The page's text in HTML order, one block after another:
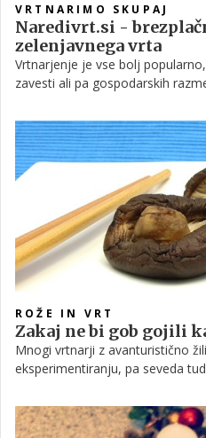
VRTNARIMO SKUPAJ
Naredivrt.si -
zelenjavnega vrta
Vrtnarjenje je vse bolj
zavesti ali pa gospodarskih
pa je dober načrt vrta, ki
sadilne razdalje, kolobar, dobre
Zdaj ni več potrebno, da je tako
ROŽE IN VRT
Zakaj ne bi gob gojili
Mnogi vrtnarji z avanturistično
eksperimentiranju, pa seveda
glasi: Seveda! Le malo
osnovnih napotkov.